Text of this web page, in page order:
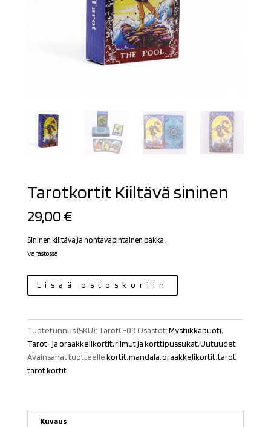
Tarotkortit Kiiltävä sininen
29,00€
Sininen kiiltävä ja hohtavapintainen pakka.
Varastossa
Kiiltävä
määrä
Lisää ostoskoriin
Tuotetunnus (SKU): TarotC-09 Osastot:Mystiikkapuoti,
Tarot- ja oraakkelikortit, riimut ja korttipussukat,Uutuudet
Avainsanat tuotteellekortit,mandala,oraakkelikortit,tarot,
tarot kortit
Kuvaus